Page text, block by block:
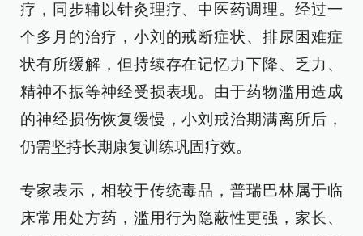
疗，同步辅以针灸理疗、中医药调理。经过一
个多月的治疗，小刘的戒断症状、排尿困难症
状有所缓解，但持续存在记忆力下降、乏力、
精神不振等神经受损表现。由于药物滥用造成
的神经损伤恢复缓慢，小刘戒治期满离所后，
仍需坚持长期康复训练巩固疗效。
专家表示，相较于传统毒品，普瑞巴林属于临
床常用处方药，滥用行为隐蔽性更强，家长、